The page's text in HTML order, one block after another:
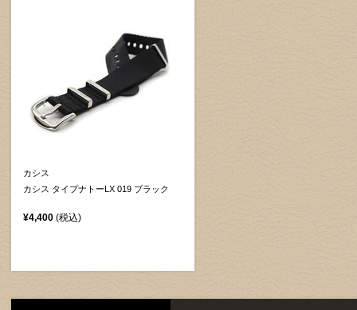
カシス
カシス タイプナトーLX 019 ブラック
¥4,400 (税込)